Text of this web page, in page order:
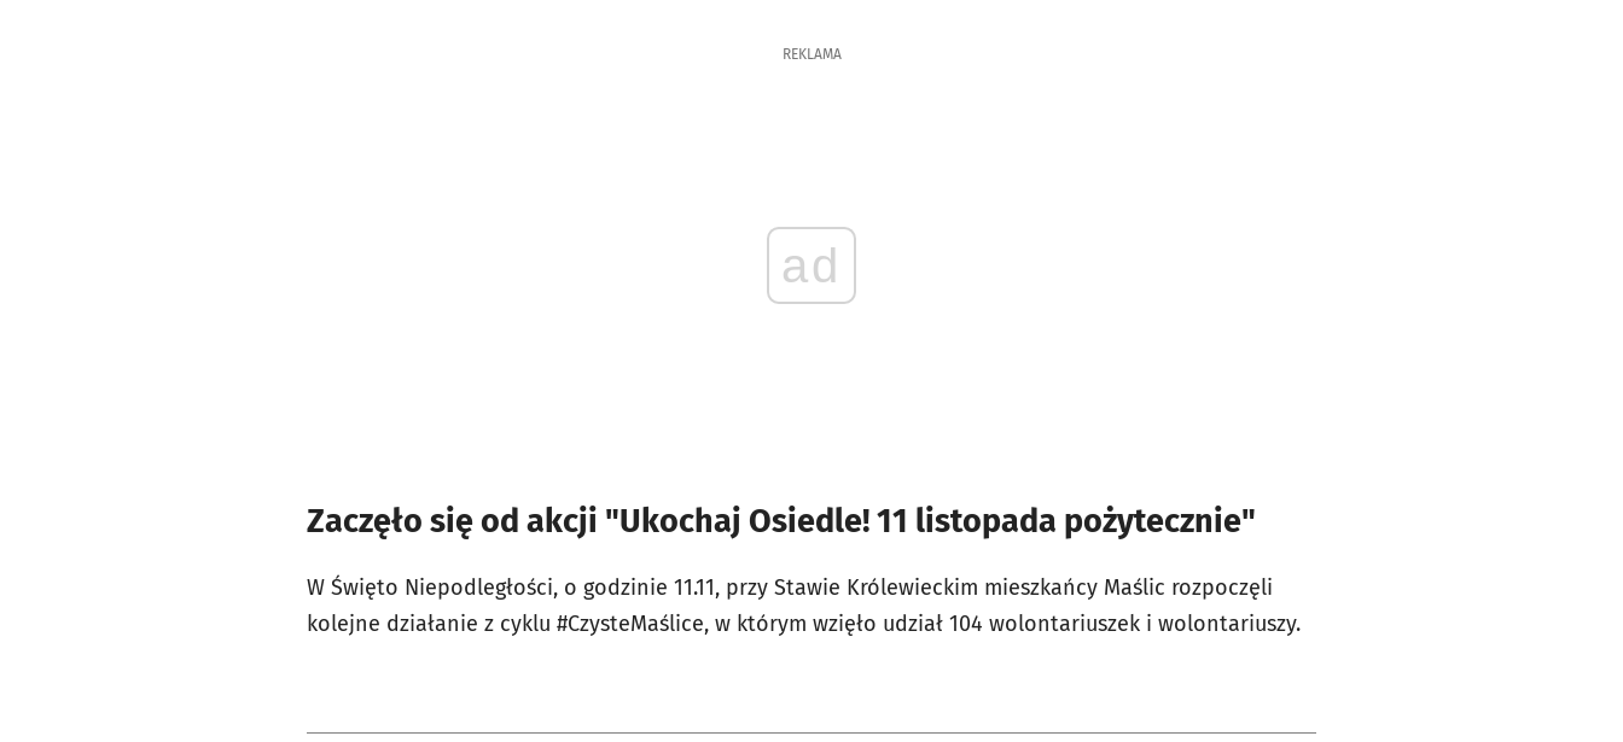
REKLAMA
ad
Zaczęło się od akcji "Ukochaj Osiedle! 11 listopada pożytecznie"
W Święto Niepodległości, o godzinie 11.11, przy Stawie Królewieckim mieszkańcy Maślic rozpoczęli
kolejne działanie z cyklu #CzysteMaślice, w którym wzięło udział 104 wolontariuszek i wolontariuszy.